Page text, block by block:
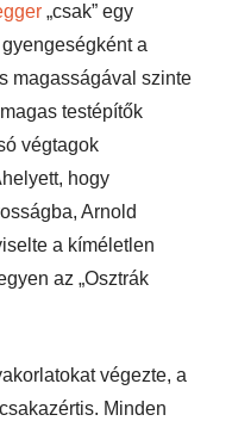
„csak” egy
a
magasságával szinte
testépítők
végtagok
hogy
Arnold
a kíméletlen
az „Osztrák
végezte, a
Minden